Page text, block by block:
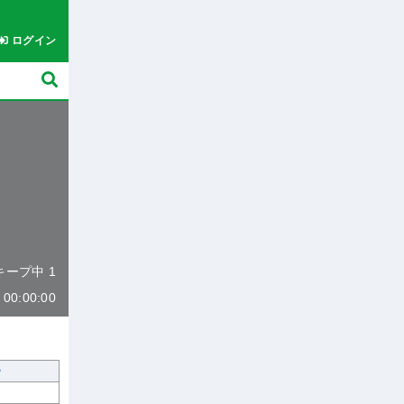
ログイン
ープ中 1
00:00:00